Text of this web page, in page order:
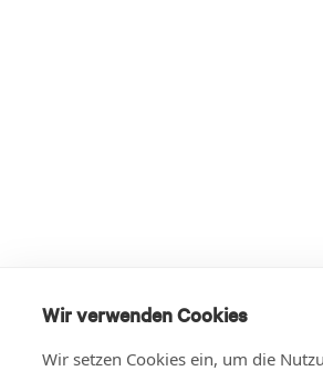
Wir verwenden Cookies
Wir setzen Cookies ein, um die